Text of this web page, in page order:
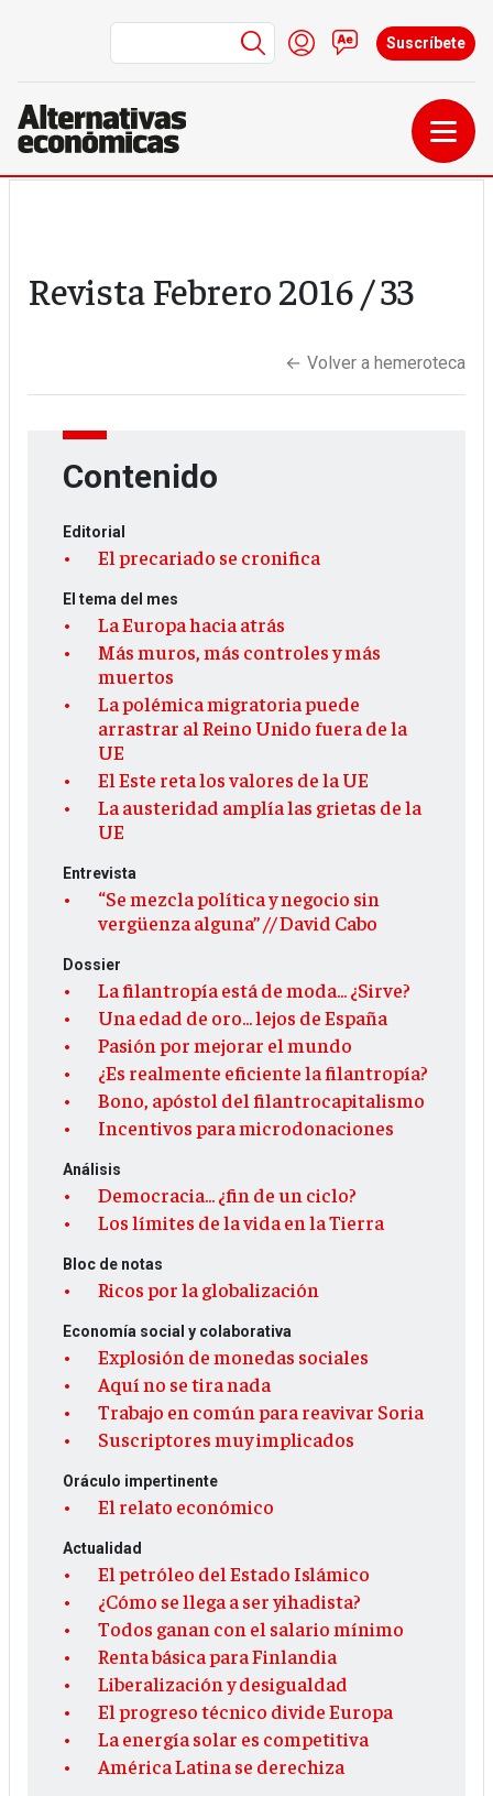
Menú de cuenta de
Iniciar sesión
Contacto
Suscríbete
Revista Febrero 2016 / 33
← Volver a hemeroteca
Contenido
Editorial
El precariado se cronifica
El tema del mes
La Europa hacia atrás
Más muros, más controles y más
muertos
La polémica migratoria puede
arrastrar al Reino Unido fuera de la
UE
El Este reta los valores de la UE
La austeridad amplía las grietas de la
UE
Entrevista
“Se mezcla política y negocio sin
vergüenza alguna” // David Cabo
Dossier
La filantropía está de moda... ¿Sirve?
Una edad de oro... lejos de España
Pasión por mejorar el mundo
¿Es realmente eficiente la filantropía?
Bono, apóstol del filantrocapitalismo
Incentivos para microdonaciones
Análisis
Democracia... ¿fin de un ciclo?
Los límites de la vida en la Tierra
Bloc de notas
Ricos por la globalización
Economía social y colaborativa
Explosión de monedas sociales
Aquí no se tira nada
Trabajo en común para reavivar Soria
Suscriptores muy implicados
Oráculo impertinente
El relato económico
Actualidad
El petróleo del Estado Islámico
¿Cómo se llega a ser yihadista?
Todos ganan con el salario mínimo
Renta básica para Finlandia
Liberalización y desigualdad
El progreso técnico divide Europa
La energía solar es competitiva
América Latina se derechiza